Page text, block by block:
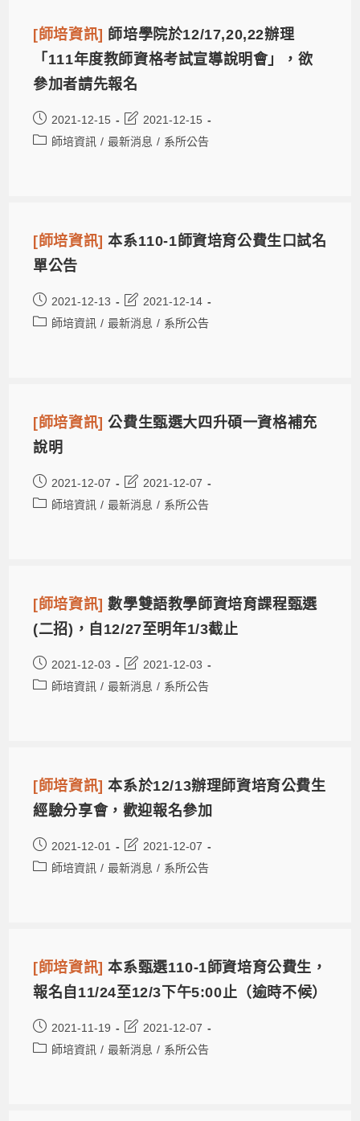
[師培資訊] 師培學院於12/17,20,22辦理
「111年度教師資格考試宣導說明會」，欲
參加者請先報名
2021-12-15
2021-12-15
師培資訊 / 最新消息 / 系所公告
[師培資訊]本系110-1師資培育公費生口試名
單公告
2021-12-13
2021-12-14
師培資訊 / 最新消息 / 系所公告
[師培資訊]公費生甄選大四升碩一資格補充
說明
2021-12-07
2021-12-07
師培資訊 / 最新消息 / 系所公告
[師培資訊]數學雙語教學師資培育課程甄選
(二招)，自12/27至明年1/3截止
2021-12-03
2021-12-03
師培資訊 / 最新消息 / 系所公告
[師培資訊]本系於12/13辦理師資培育公費生
經驗分享會，歡迎報名參加
2021-12-01
2021-12-07
師培資訊 / 最新消息 / 系所公告
[師培資訊]本系甄選110-1師資培育公費生，
報名自11/24至12/3下午5:00止（逾時不候）
2021-11-19
2021-12-07
師培資訊 / 最新消息 / 系所公告